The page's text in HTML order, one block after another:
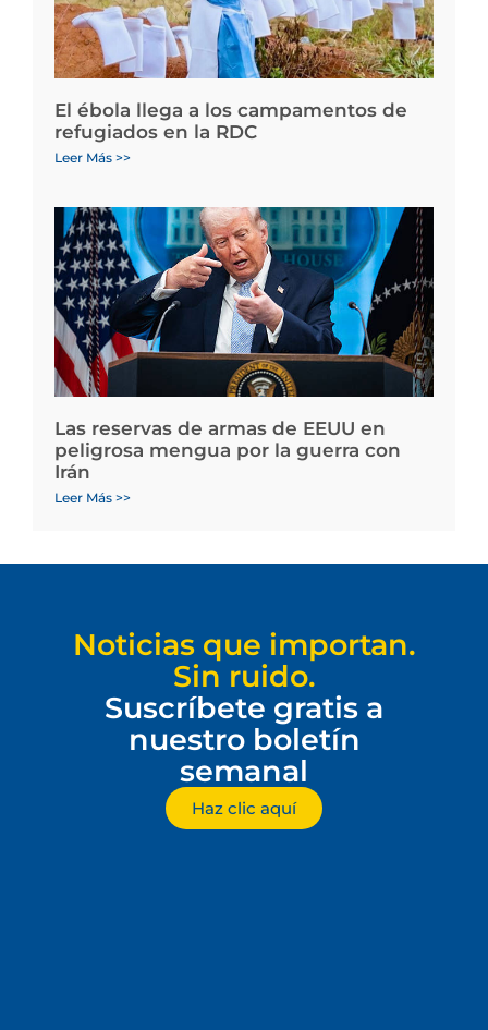
El ébola llega a los campamentos de
refugiados en la RDC
Leer Más >>
Las reservas de armas de EEUU en
peligrosa mengua por la guerra con
Irán
Leer Más >>
Noticias que importan.
Sin ruido.
Suscríbete gratis a
nuestro boletín
semanal
Haz clic aquí